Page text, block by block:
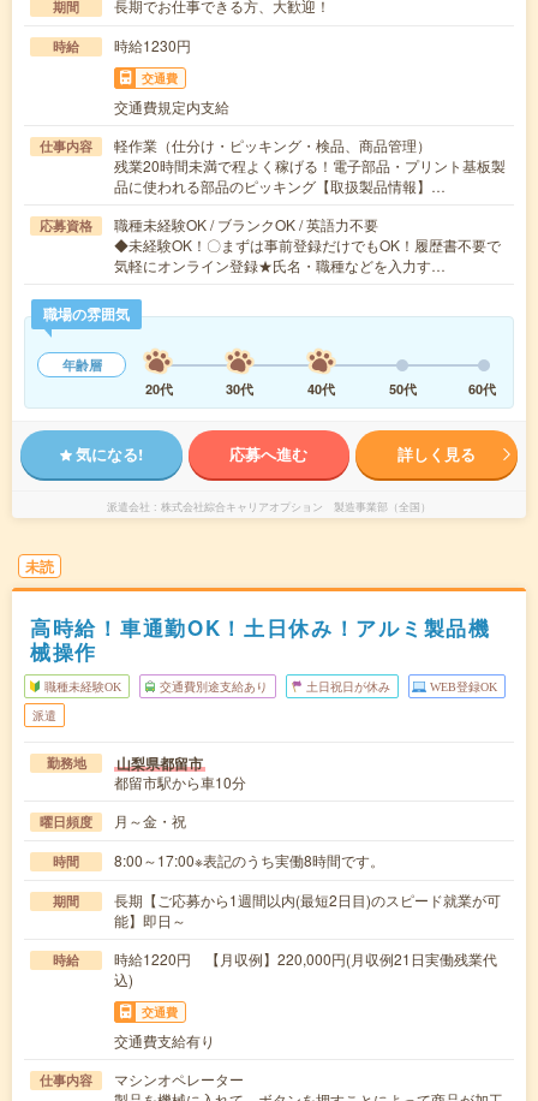
期間 長期でお仕事できる方、大歓迎！
時給 時給1230円
交通費
交通費規定内支給
仕事内容
軽作業（仕分け・ピッキング・検品、商品管理）
残業20時間未満で程よく稼げる！電子部品・プリント基板製
品に使われる部品のピッキング【取扱製品情報】…
応募資格
職種未経験OK / ブランクOK / 英語力不要
◆未経験OK！〇まずは事前登録だけでもOK！履歴書不要で
気軽にオンライン登録★氏名・職種などを入力す…
職場の雰囲気
年齢層
20代
30代 40代 50代 60代
気になる! 応募へ進む 詳しく見る
派遣会社 株式会社綜合キャリアオプション 製造事業部（全国）
未読
高時給！車通勤OK！土日休み！アルミ製品機
械操作
職種未経験OK 交通費別途支給あり 土日祝日が休み WEB登録OK
派遣
勤務地 山梨県都留市
都留市駅から車10分
曜日頻度 月～金・祝
時間 8:00～17:00※表記のうち実働8時間です。
期間
長期【ご応募から1週間以内(最短2日目)のスピード就業が可
能】即日～
時給
時給1220円 【月収例】220,000円(月収例21日実働残業代
込)
交通費
交通費支給有り
仕事内容
マシンオペレーター